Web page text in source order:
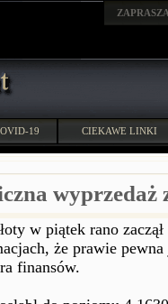
19 CIEKAWE LINKI
wyprzedaż
w piątek rano
że prawie
finansów.